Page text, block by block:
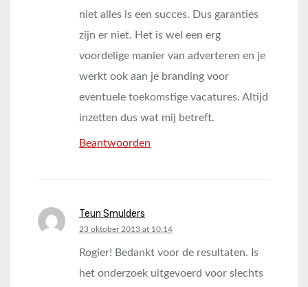
niet alles is een succes. Dus garanties
zijn er niet. Het is wel een erg
voordelige manier van adverteren en je
werkt ook aan je branding voor
eventuele toekomstige vacatures. Altijd
inzetten dus wat mij betreft.
Beantwoorden
Teun Smulders
says:
23 oktober 2013 at 10:14
Rogier! Bedankt voor de resultaten. Is
het onderzoek uitgevoerd voor slechts